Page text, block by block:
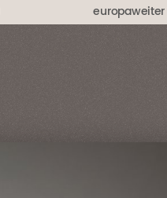
europaweiter